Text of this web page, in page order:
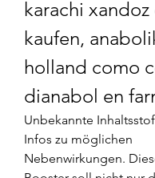
karachi
kaufen,
holland como
dianabol en
Unbekannte
Infos zu möglichen
Nebenwirkungen.